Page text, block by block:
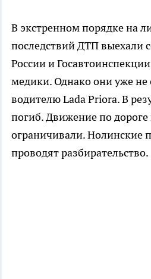
В экстренном порядке на
последствий ДТП выехали
России и
медики. Однако они уже не
водителю Lada Priora. В
погиб. Движение по
ограничивали. Нолинские
проводят разбирательство.